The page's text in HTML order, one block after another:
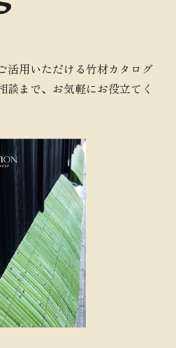
活用いただける竹材カタログ
談まで、お気軽にお役立てく